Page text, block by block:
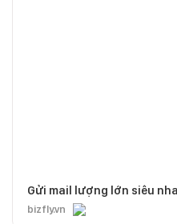
Gửi mail lượng lớn siêu
bizfly.vn